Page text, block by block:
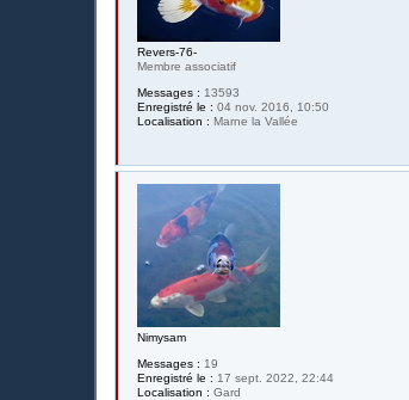
Revers-76-
Membre associatif
Messages : 13593
Enregistré le : 04 nov. 2016, 10:50
Localisation : Marne la Vallée
Nimysam
Messages : 19
Enregistré le : 17 sept. 2022, 22:44
Localisation : Gard